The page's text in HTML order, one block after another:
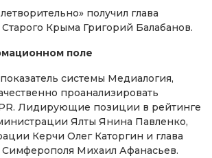
получил глава
Крыма Григорий Балабанов.
поле
системы Медиалогия,
проанализировать
Лидирующие позиции в рейтинге
Ялты Янина Павленко,
Керчи Олег Каторгин и глава
Михаил Афанасьев.